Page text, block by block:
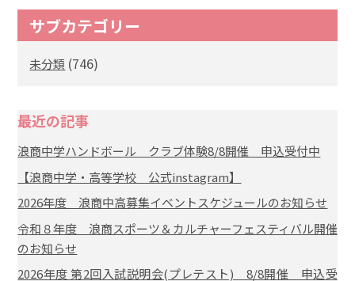
サブカテゴリー
未分類 (746)
最近の記事
浪商中学ハンドボール クラブ体験8/8開催 申込受付中
【浪商中学・高等学校 公式instagram】
2026年度 浪商中高募集イベントスケジュールのお知らせ
令和８年度 浪商スポーツ＆カルチャーフェスティバル開催
のお知らせ
2026年度 第2回入試説明会(プレテスト) 8/8開催 申込受